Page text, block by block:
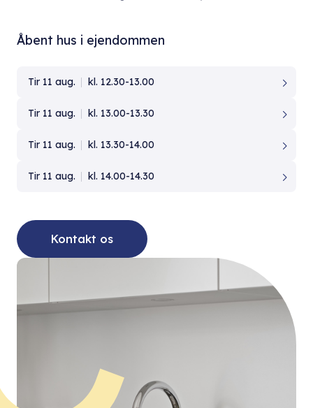
Åbent hus i ejendommen
Tir 11 aug. kl. 12.30-13.00
Tir 11 aug. kl. 13.00-13.30
Tir 11 aug. kl. 13.30-14.00
Tir 11 aug. kl. 14.00-14.30
Kontakt os